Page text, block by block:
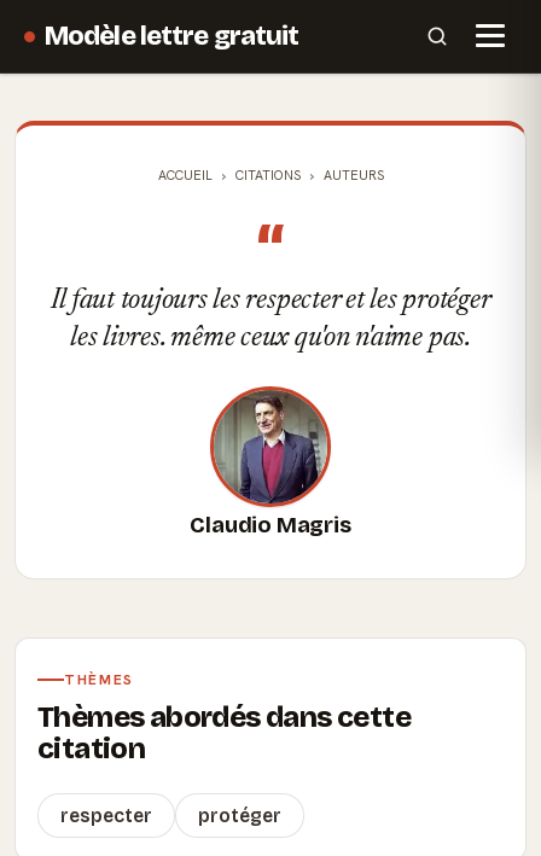
Modèle lettre gratuit
ACCUEIL CITATIONS AUTEURS
“
Il faut toujours les respecter et les protéger
les livres. même ceux qu'on n'aime pas.
Claudio Magris
THÈMES
Thèmes abordés dans cette
citation
respecter protéger